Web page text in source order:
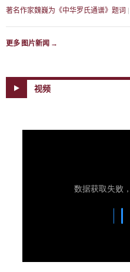
著名作家魏巍为《中华罗氏通谱》题词
更多 图片新闻 →
视频